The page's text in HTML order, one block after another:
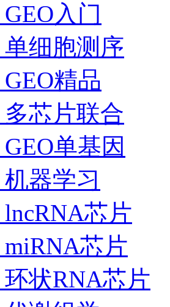
GEO入门
单细胞测序
GEO精品
多芯片联合
GEO单基因
机器学习
lncRNA芯片
miRNA芯片
环状RNA芯片